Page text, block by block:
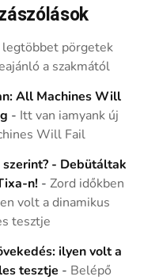
legtöbbet pörgetek
a szakmától
All Machines Will
- Itt van iamyank új
Will Fail
- Debütáltak
n! -Zord időkben
volt a dinamikus
tesztje
ilyen volt a
tesztje - Belépő